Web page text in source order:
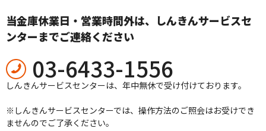
インターネットバンキングの年末年始のご利用について
（PDF形式:409KB）
2025.11.17 重要 製品・サービス
「朝日ＷＥＢダイレクト定期積金」新規開設休止のお知ら
せ
当金庫休業日・営業時間外は、しんきんサービスセ
ンターまでご連絡ください
03-6433-1556
しんきんサービスセンターは、年中無休で受け付けております。
※しんきんサービスセンターでは、操作方法のご照会はお受けでき
ませんのでご了承ください。